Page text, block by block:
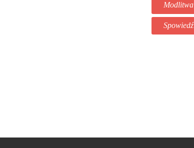
Modlitwa
Spowiedź